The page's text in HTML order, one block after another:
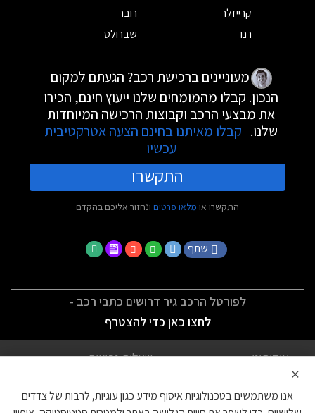
קרייזלר
רובר
רנו
שברולט
מעוניינים ברכישת רכב? הגעתם למקום
הנכון. קבלו מהמומחים שלנו ייעוץ חינם, הכירו
את מבצעי הרכב וקבוצות הרכישה המיוחדות
שלנו. קבלו מאיתנו בחינם הצעה אטרקטיבית
עכשיו
התקשרו
התקשרו או מלאו פרטים ונחזור אליכם בהקדם
שתף
לפורטל הרכב גיר דרושים כתבי רכב -
לחצו כאן כדי להצטרף
אודותינו
שאלות נפוצות
×
אנו משתמשים בטכנולוגיות איסוף מידע כגון עוגיות, לרבות של צדדים